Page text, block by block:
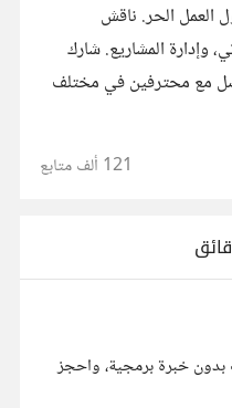
العمل الحر. ناقش
وإدارة المشاريع. شارك
مع محترفين في مختلف
121 ألف متابع
خبرة برمجية، واحجز